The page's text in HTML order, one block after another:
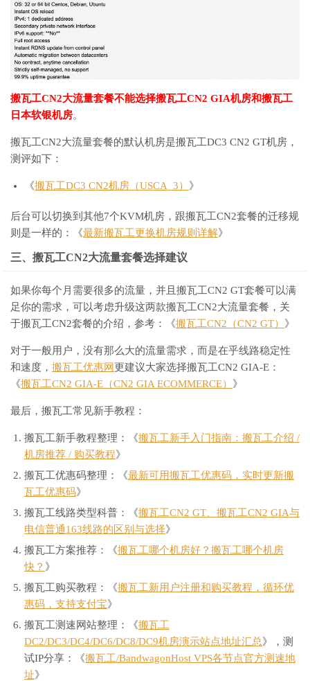
搬瓦工CN2大流量套餐不能选择搬瓦工CN2 GIA机房和搬瓦工
日本软银机房。
搬瓦工CN2大流量套餐的默认机房是搬瓦工DC3 CN2 GT机房，
测评如下：
《搬瓦工DC3 CN2机房（USCA_3） 》
后台可以切换到其他7个KVM机房，跟搬瓦工CN2套餐的迁移规
则是一样的：《最新搬瓦工更换机房规则详解》
三、搬瓦工CN2大流量套餐选择建议
如果你每个月需要很多的流量，并且搬瓦工CN2 GT套餐可以满
足你的需求，可以考虑升级这两款搬瓦工CN2大流量套餐，关
于搬瓦工CN2套餐的介绍，参考：《搬瓦工CN2（CN2 GT） 》
对于一般用户，没有那么大的流量需求，而是在乎线路稳定性
和速度， 搬瓦工优惠网 更建议大家选择搬瓦工CN2 GIA-E：
《搬瓦工CN2 GIA-E（CN2 GIA ECOMMERCE） 》
最后，搬瓦工常见新手教程：
搬瓦工新手教程整理：《搬瓦工新手入门指南：搬瓦工介绍 /
机房推荐 / 购买教程》
搬瓦工优惠码整理：《最新可用搬瓦工优惠码，实时更新搬
瓦工优惠码》
搬瓦工线路类型科普：《搬瓦工CN2 GT、搬瓦工CN2 GIA与
电信普通163线路的区别与选择》
搬瓦工方案推荐：《搬瓦工哪个机房好？搬瓦工哪个机房
快？ 》
搬瓦工购买教程：《搬瓦工新用户注册和购买教程，循环优
惠码，支持支付宝》
搬瓦工测速网站整理：《搬瓦工
DC2/DC3/DC4/DC6/DC8/DC9机房演示站点地址汇总》，测
试IP分享：《搬瓦工/BandwagonHost VPS各节点官方测速地
址》